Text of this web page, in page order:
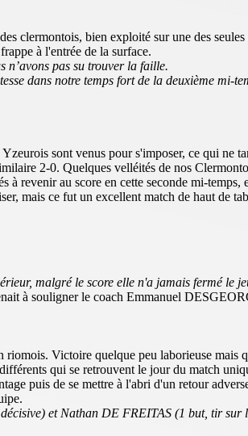
clermontois, bien exploité sur une des
à l'entrée de la surface.
n’avons pas su trouver la faille.
dans notre temps fort de la deuxième mi-
sont venus pour s'imposer, ce qui ne
2-0. Quelques velléités de nos
au score en cette seconde mi-temps,
mais ce fut un excellent match de haut de
malgré le score elle n'a jamais fermé le
à souligner le coach Emmanuel
Victoire quelque peu laborieuse mais
qui se retrouvent le jour du match
puis de se mettre à l'abri d'un retour
et Nathan DE FREITAS (1 but, tir